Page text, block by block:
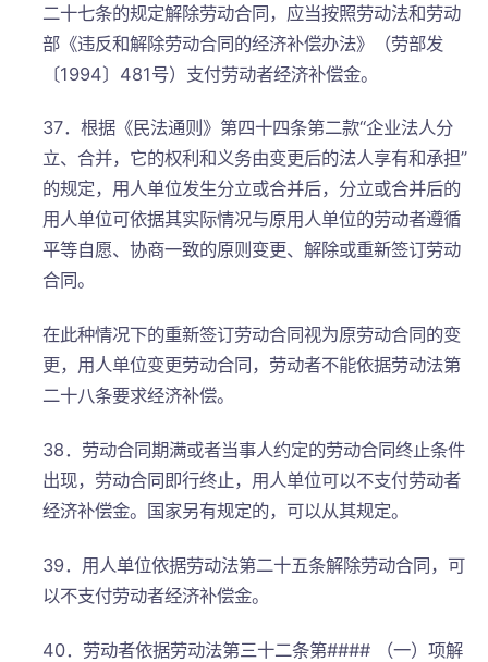
二十七条的规定解除劳动合同，应当按照劳动法和劳动
部《违反和解除劳动合同的经济补偿办法》（劳部发
〔1994〕481号）支付劳动者经济补偿金。
37．根据《民法通则》第四十四条第二款“企业法人分
立、合并，它的权利和义务由变更后的法人享有和承担”
的规定，用人单位发生分立或合并后，分立或合并后的
用人单位可依据其实际情况与原用人单位的劳动者遵循
平等自愿、协商一致的原则变更、解除或重新签订劳动
合同。
在此种情况下的重新签订劳动合同视为原劳动合同的变
更，用人单位变更劳动合同，劳动者不能依据劳动法第
二十八条要求经济补偿。
38．劳动合同期满或者当事人约定的劳动合同终止条件
出现，劳动合同即行终止，用人单位可以不支付劳动者
经济补偿金。国家另有规定的，可以从其规定。
39．用人单位依据劳动法第二十五条解除劳动合同，可
以不支付劳动者经济补偿金。
40．劳动者依据劳动法第三十二条第#### （一）项解